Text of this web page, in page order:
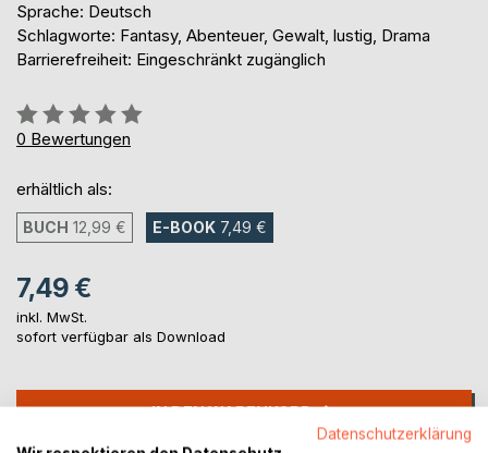
Sprache: Deutsch
Schlagworte: Fantasy, Abenteuer, Gewalt, lustig, Drama
Barrierefreiheit: Eingeschränkt zugänglich
Bewertung::
0%
0 Bewertungen
erhältlich als:
BUCH 12,99 € E-BOOK 7,49 €
7,49 €
inkl. MwSt.
sofort verfügbar als Download
IN DEN WARENKORB
Datenschutzerklärung